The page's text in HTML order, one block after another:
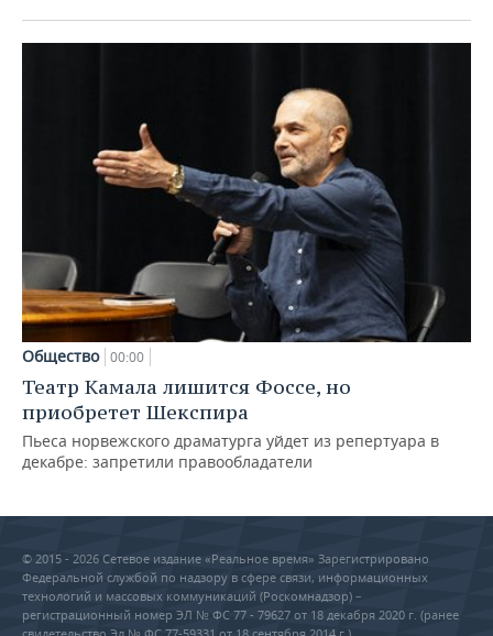
Общество 00:00
Театр Камала лишится Фоссе, но
приобретет Шекспира
Пьеса норвежского драматурга уйдет из репертуара в
декабре: запретили правообладатели
© 2015 - 2026 Сетевое издание «Реальное время» Зарегистрировано
Федеральной службой по надзору в сфере связи, информационных
технологий и массовых коммуникаций (Роскомнадзор) –
регистрационный номер ЭЛ № ФС 77 - 79627 от 18 декабря 2020 г. (ранее